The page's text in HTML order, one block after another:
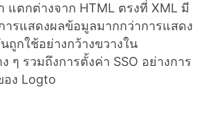
แตกต่างจาก HTML ตรงที่ XML มี
รแสดงผลข้อมูลมากกว่าการแสดง
ถูกใช้อย่างกว้างขวางใน
ๆ รวมถึงการตั้งค่า SSO อย่างการ
อง Logto